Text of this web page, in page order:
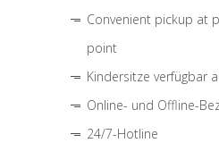
Convenient pickup at
point
Kindersitze verfügbar
Online- und Offline-
24/7-Hotline